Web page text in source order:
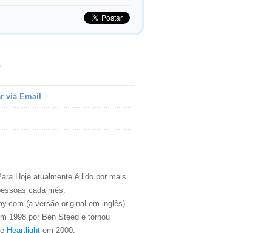
via Email
Hoje atualmente é lido por mais
cada mês.
(a versão original em inglês)
1998 por Ben Steed e tornou
Heartlight em 2000.